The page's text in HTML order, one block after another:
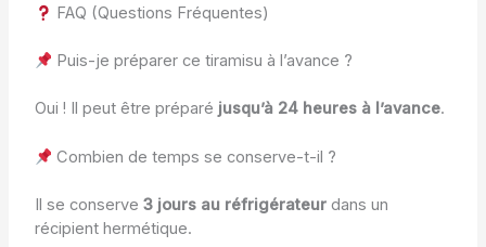
FAQ (Questions Fréquentes)
Puis-je préparer ce tiramisu à l’avance ?
Oui ! Il peut être préparé jusqu’à 24 heures à l’avance.
Combien de temps se conserve-t-il ?
Il se conserve 3 jours au réfrigérateurdans un
récipient hermétique.